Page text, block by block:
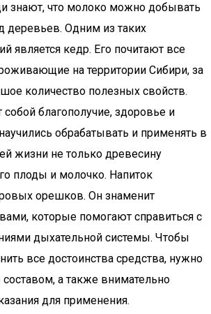
знают, что молоко можно добывать
деревьев. Одним из таких
является кедр. Его почитают все
на территории Сибири, за
количество полезных свойств.
благополучие, здоровье и
обрабатывать и применять в
жизни не только древесину
плоды и молочко. Напиток
орешков. Он знаменит
которые помогают справиться с
дыхательной системы. Чтобы
все достоинства средства, нужно
составом, а также внимательно
для применения.